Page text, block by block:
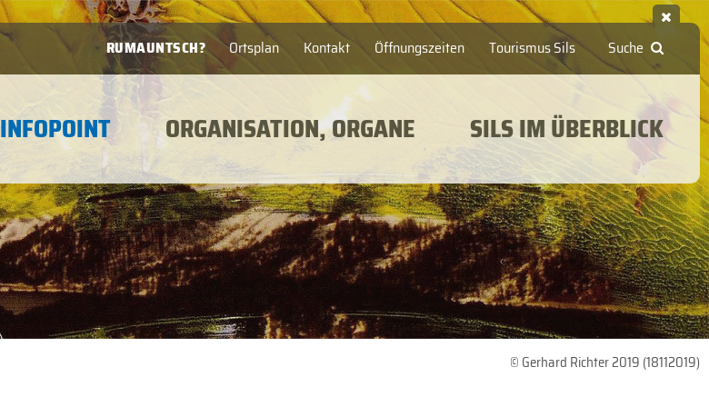
Suche
Ortsplan Kontakt Öffnungszeiten Tourismus Sils
RUMAUNTSCH?
INFOPOINT ORGANISATION, ORGANE SILS IM ÜBERBLICK
© Gerhard Richter 2019 (18112019)